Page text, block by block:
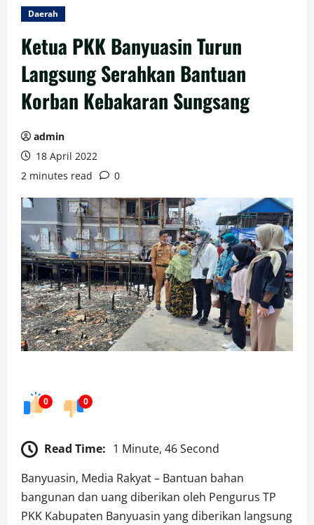
Daerah
Ketua PKK Banyuasin Turun
Langsung Serahkan Bantuan
Korban Kebakaran Sungsang
admin
18 April 2022
2 minutes read
0
0 0
Read Time: 1 Minute, 46 Second
Banyuasin, Media Rakyat – Bantuan bahan
bangunan dan uang diberikan oleh Pengurus TP
PKK Kabupaten Banyuasin yang diberikan langsung